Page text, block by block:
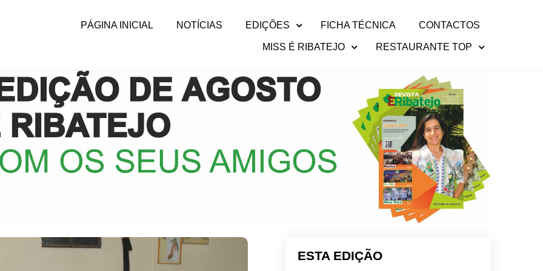
PÁGINA INICIAL NOTÍCIAS EDIÇÕES FICHA TÉCNICA CONTACTOS
MISS É RIBATEJO RESTAURANTE TOP
ESTA EDIÇÃO